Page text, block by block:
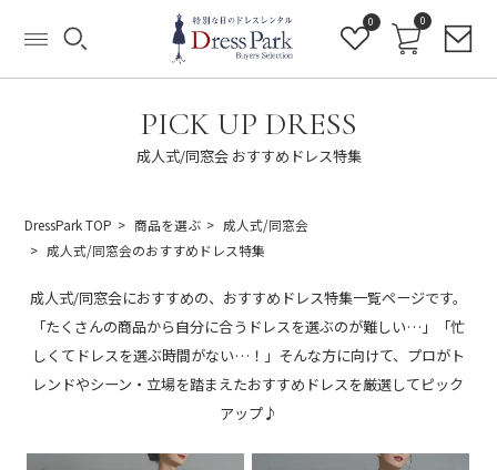
0 0
PICK UP DRESS
成人式/同窓会 おすすめドレス特集
DressPark TOP 商品を選ぶ
成人式/同窓会
成人式/同窓会のおすすめドレス特集
成人式/同窓会におすすめの、おすすめドレス特集一覧ページです。
「たくさんの商品から自分に合うドレスを選ぶのが難しい…」「忙
しくてドレスを選ぶ時間がない…！」そんな方に向けて、プロがト
レンドやシーン・立場を踏まえたおすすめドレスを厳選してピック
アップ♪